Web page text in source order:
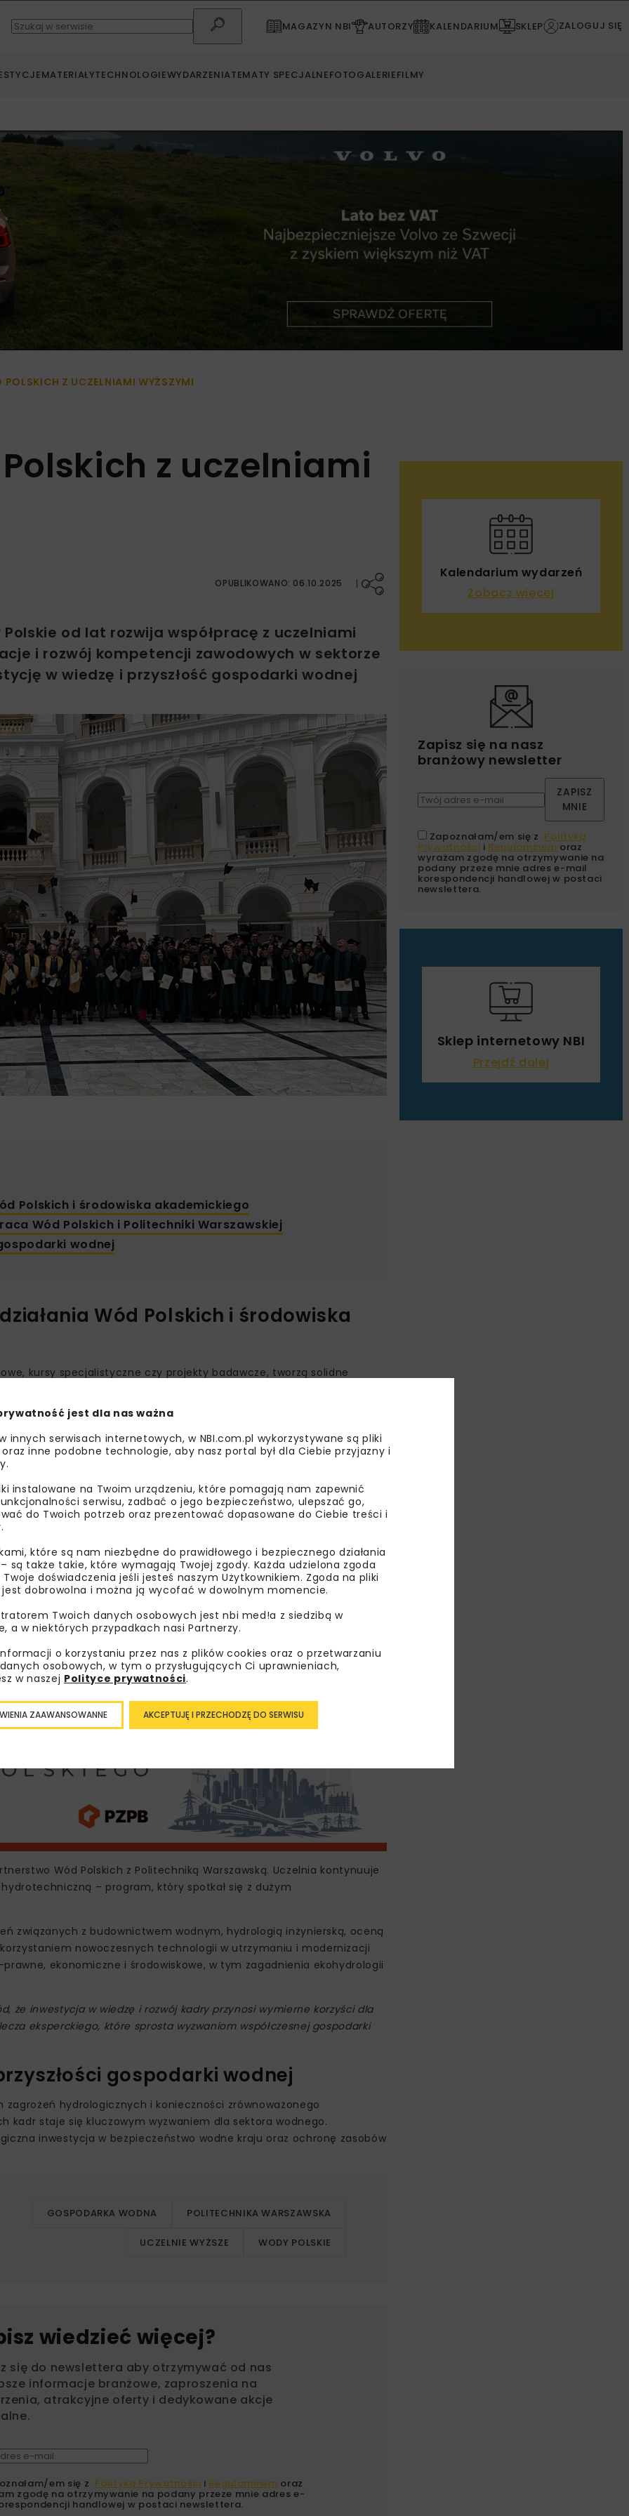
MAGAZYN NBI AUTORZY KALENDARIUM SKLEP ZALOGUJ SIĘ
MATERIAŁYTECHNOLOGIEWYDARZENIATEMATY SPECJALNEFOTOGALERIEFILMY
Z UCZELNIAMI WYŻSZYMI
z uczelniami
OPUBLIKOWANO: 06.10.2025
od lat rozwija współpracę z uczelniami
i rozwój kompetencji zawodowych w sektorze
w wiedzę i przyszłość gospodarki wodnej
Polskich i środowiska akademickiego
Wód Polskich i Politechniki Warszawskiej
wodnej
Wód Polskich i środowiska
kursy specjalistyczne czy projekty badawcze, tworzą solidne
Dzięki zaangażowaniu środowiska naukowego możliwe jest
rozwiązań oraz skuteczna adaptacja do zmieniających się
przyszłość gospodarki wodnej. Dzięki wspólnym inicjatywom
odpowiadać na wyzwania klimatyczne i technologiczne. To właśnie
instytucji –podkreślaMateusz Balcerowicz, prezes Wód Polskich.
akademickich. 30 września 2025 r. prezes Wód Polskich wziął udział
Wiejskiego w Warszawie, a dzień później wiceprezes Alicja
roku akademickiego na Politechnice Warszawskiej. 4
w wydarzeniu „Absolwentówka 2025” na Politechnice
kierunku „Utrzymanie obiektów hydrotechnicznych”, w większości
– współpraca Wód Polskich
Wód Polskich z Politechniką Warszawską. Uczelnia kontynuuje
– program, który spotkał się z dużym
związanych z budownictwem wodnym, hydrologią inżynierską, oceną
nowoczesnych technologii w utrzymaniu i modernizacji
ekonomiczne i środowiskowe, w tym zagadnienia ekohydrologii
że inwestycja w wiedzę i rozwój kadry przynosi wymierne korzyści dla
eksperckiego, które sprosta wyzwaniom współczesnej gospodarki
gospodarki wodnej
hydrologicznych i konieczności zrównoważonego
kadr staje się kluczowym wyzwaniem dla sektora wodnego.
inwestycja w bezpieczeństwo wodne kraju oraz ochronę zasobów
GOSPODARKA WODNA POLITECHNIKA WARSZAWSKA
UCZELNIE WYŻSZE WODY POLSKIE
wiedzieć więcej?
się do newslettera aby otrzymywać od nas
informacje branżowe, zaproszenia na
atrakcyjne oferty i dedykowane akcje
em się z Polityką Prywatności i Regulaminem oraz
zgodę na otrzymywanie na podany przeze mnie adres e-
handlowej w postaci newslettera.
Kalendarium wydarzeń
Zobacz więcej
Zapisz się na nasz
branżowy newsletter
ZAPISZ
MNIE
Zapoznałam/em się z Polityką
Prywatności i Regulaminem oraz
wyrażam zgodę na otrzymywanie na
podany przeze mnie adres e-mail
korespondencji handlowej w postaci
newslettera.
Sklep internetowy NBI
Przejdź dalej
jest dla nas ważna
innych serwisach internetowych, w NBI.com.pl wykorzystywane są pliki
inne podobne technologie, aby nasz portal był dla Ciebie przyjazny i
instalowane na Twoim urządzeniu, które pomagają nam zapewnić
serwisu, zadbać o jego bezpieczeństwo, ulepszać go,
do Twoich potrzeb oraz prezentować dopasowane do Ciebie treści i
które są nam niezbędne do prawidłowego i bezpiecznego działania
są także takie, które wymagają Twojej zgody. Każda udzielona zgoda
doświadczenia jeśli jesteś naszym Użytkownikiem. Zgoda na pliki
dobrowolna i można ją wycofać w dowolnym momencie.
Twoich danych osobowych jest nbi med!a z siedzibą w
a w niektórych przypadkach nasi Partnerzy.
o korzystaniu przez nas z plików cookies oraz o przetwarzaniu
osobowych, w tym o przysługujących Ci uprawnieniach,
w naszej Polityce prywatności.
AKCEPTUJĘ I PRZECHODZĘ DO SERWISU
ZAAWANSOWANNE